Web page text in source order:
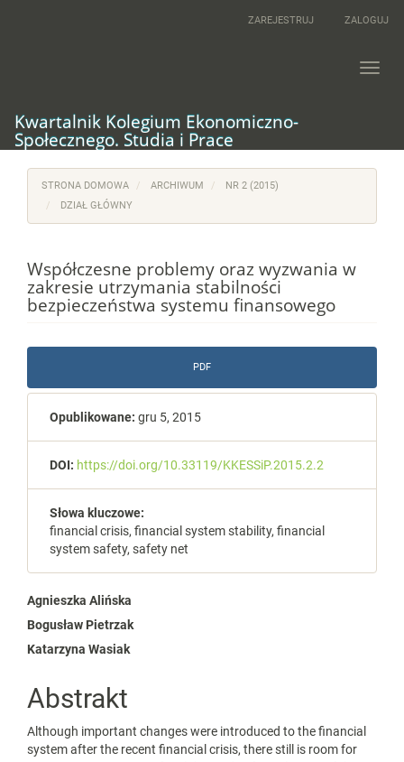
ZAREJESTRUJ ZALOGUJ
Kwartalnik Kolegium Ekonomiczno-
Społecznego. Studia i Prace
STRONA DOMOWA ARCHIWUM
NR 2 (2015)
DZIAŁ GŁÓWNY
Współczesne problemy oraz wyzwania w
zakresie utrzymania stabilności
bezpieczeństwa systemu finansowego
Article
Sidebar
PDF
Opublikowane: gru 5, 2015
DOI: https://doi.org/10.33119/KKESSiP.2015.2.2
Słowa kluczowe:
financial crisis, financial system stability, financial
system safety, safety net
Main
Article
Content
Agnieszka Alińska
Bogusław Pietrzak
Katarzyna Wasiak
Abstrakt
Although important changes were introduced to the financial
system after the recent financial crisis, there still is room for